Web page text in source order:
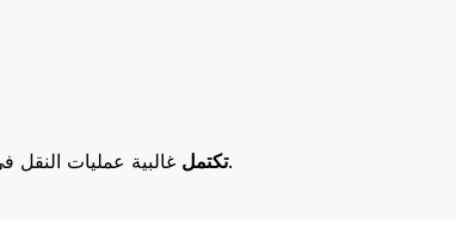
تكتملغالبية عمليات النقل في اليوم نفسه. نحن ندرك أن التوقيت مهم عندما يتعلق الأمر بأموالك.